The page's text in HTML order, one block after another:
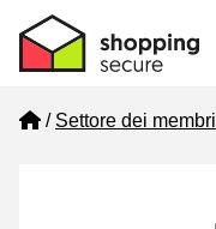
Home
Settore dei membri